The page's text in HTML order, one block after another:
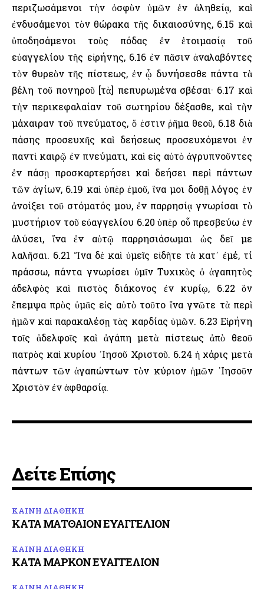
περιζωσάμενοι τὴν ὀσφὺν ὑμῶν ἐν ἀληθείᾳ, καὶ
ἐνδυσάμενοι τὸν θώρακα τῆς δικαιοσύνης, 6.15 καὶ
ὑποδησάμενοι τοὺς πόδας ἐν ἑτοιμασίᾳ τοῦ
εὐαγγελίου τῆς εἰρήνης, 6.16 ἐν πᾶσιν ἀναλαβόντες
τὸν θυρεὸν τῆς πίστεως, ἐν ᾧ δυνήσεσθε πάντα τὰ
βέλη τοῦ πονηροῦ [τὰ] πεπυρωμένα σβέσαι· 6.17 καὶ
τὴν περικεφαλαίαν τοῦ σωτηρίου δέξασθε, καὶ τὴν
μάχαιραν τοῦ πνεύματος, ὅ ἐστιν ῥῆμα θεοῦ, 6.18 διὰ
πάσης προσευχῆς καὶ δεήσεως προσευχόμενοι ἐν
παντὶ καιρῷ ἐν πνεύματι, καὶ εἰς αὐτὸ ἀγρυπνοῦντες
ἐν πάσῃ προσκαρτερήσει καὶ δεήσει περὶ πάντων
τῶν ἁγίων, 6.19 καὶ ὑπὲρ ἐμοῦ, ἵνα μοι δοθῇ λόγος ἐν
ἀνοίξει τοῦ στόματός μου, ἐν παρρησίᾳ γνωρίσαι τὸ
μυστήριον τοῦ εὐαγγελίου 6.20 ὑπὲρ οὗ πρεσβεύω ἐν
ἁλύσει, ἵνα ἐν αὐτῷ παρρησιάσωμαι ὡς δεῖ με
λαλῆσαι. 6.21 Ἵνα δὲ καὶ ὑμεῖς εἰδῆτε τὰ κατ᾽ ἐμέ, τί
πράσσω, πάντα γνωρίσει ὑμῖν Τυχικὸς ὁ ἀγαπητὸς
ἀδελφὸς καὶ πιστὸς διάκονος ἐν κυρίῳ, 6.22 ὃν
ἔπεμψα πρὸς ὑμᾶς εἰς αὐτὸ τοῦτο ἵνα γνῶτε τὰ περὶ
ἡμῶν καὶ παρακαλέσῃ τὰς καρδίας ὑμῶν. 6.23 Εἰρήνη
τοῖς ἀδελφοῖς καὶ ἀγάπη μετὰ πίστεως ἀπὸ θεοῦ
πατρὸς καὶ κυρίου ᾽Ιησοῦ Χριστοῦ. 6.24 ἡ χάρις μετὰ
πάντων τῶν ἀγαπώντων τὸν κύριον ἡμῶν ᾽Ιησοῦν
Χριστὸν ἐν ἀφθαρσίᾳ.
Δείτε Επίσης
ΚΑΙΝΗ ΔΙΑΘΗΚΗ
ΚΑΤΑ ΜΑΤΘΑΙΟΝ ΕΥΑΓΓΕΛΙΟΝ
ΚΑΙΝΗ ΔΙΑΘΗΚΗ
ΚΑΤΑ ΜΑΡΚΟΝ ΕΥΑΓΓΕΛΙΟΝ